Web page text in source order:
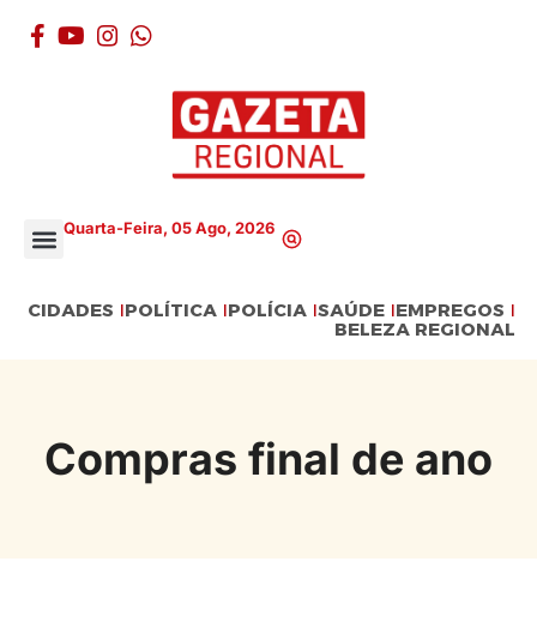
Quarta-Feira, 05 Ago, 2026
CIDADES POLÍTICA POLÍCIA SAÚDE EMPREGOS
BELEZA REGIONAL
Compras final de ano